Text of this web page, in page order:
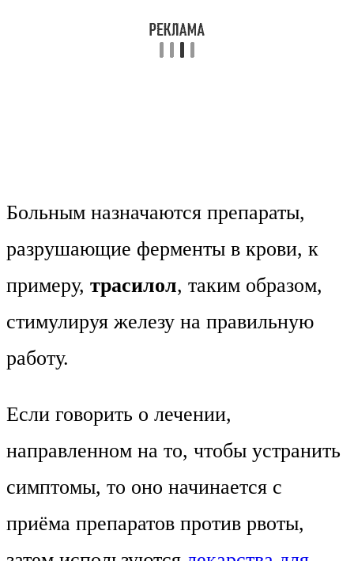
Больным назначаются препараты,
разрушающие ферменты в крови, к
примеру, трасилол, таким образом,
стимулируя железу на правильную
работу.
Если говорить о лечении,
направленном на то, чтобы устранить
симптомы, то оно начинается с
приёма препаратов против рвоты,